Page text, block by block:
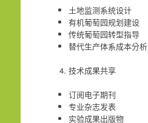
土地监测系统设计
有机葡萄园规划建设
传统葡萄园转型指导
替代生产体系成本分析
技术成果共享
订阅电子期刊
专业杂志发表
实验成果出版物